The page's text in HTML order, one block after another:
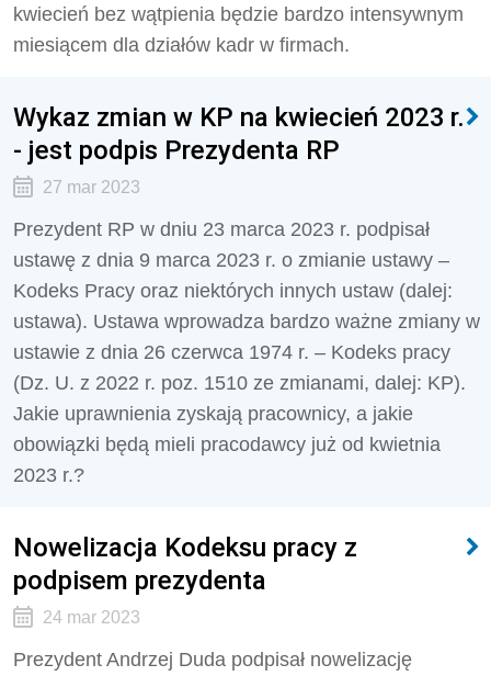
kwiecień bez wątpienia będzie bardzo intensywnym
miesiącem dla działów kadr w firmach.
Wykaz zmian w KP na kwiecień 2023 r.
- jest podpis Prezydenta RP
27 mar 2023
Prezydent RP w dniu 23 marca 2023 r. podpisał
ustawę z dnia 9 marca 2023 r. o zmianie ustawy –
Kodeks Pracy oraz niektórych innych ustaw (dalej:
ustawa). Ustawa wprowadza bardzo ważne zmiany w
ustawie z dnia 26 czerwca 1974 r. – Kodeks pracy
(Dz. U. z 2022 r. poz. 1510 ze zmianami, dalej: KP).
Jakie uprawnienia zyskają pracownicy, a jakie
obowiązki będą mieli pracodawcy już od kwietnia
2023 r.?
Nowelizacja Kodeksu pracy z
podpisem prezydenta
24 mar 2023
Prezydent Andrzej Duda podpisał nowelizację